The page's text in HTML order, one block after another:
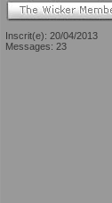
Inscrit(e): 20/04/2013
Messages: 23